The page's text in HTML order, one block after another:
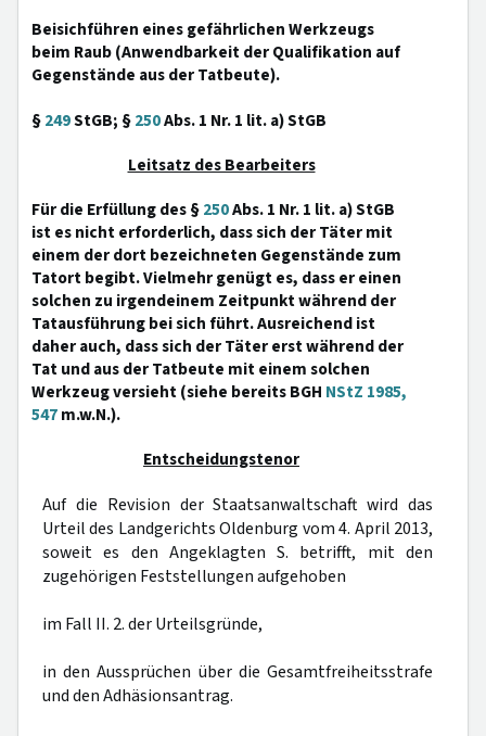
Beisichführen eines gefährlichen Werkzeugs
beim Raub (Anwendbarkeit der Qualifikation auf
Gegenstände aus der Tatbeute).
§249StGB; §250Abs. 1 Nr. 1 lit. a) StGB
Leitsatz des Bearbeiters
Für die Erfüllung des §250Abs. 1 Nr. 1 lit. a) StGB
ist es nicht erforderlich, dass sich der Täter mit
einem der dort bezeichneten Gegenstände zum
Tatort begibt. Vielmehr genügt es, dass er einen
solchen zu irgendeinem Zeitpunkt während der
Tatausführung bei sich führt. Ausreichend ist
daher auch, dass sich der Täter erst während der
Tat und aus der Tatbeute mit einem solchen
Werkzeug versieht (siehe bereits BGH NStZ 1985,
547m.w.N.).
Entscheidungstenor
Auf die Revision der Staatsanwaltschaft wird das
Urteil des Landgerichts Oldenburg vom 4. April 2013,
soweit es den Angeklagten S. betrifft, mit den
zugehörigen Feststellungen aufgehoben
im Fall II. 2. der Urteilsgründe,
in den Aussprüchen über die Gesamtfreiheitsstrafe
und den Adhäsionsantrag.